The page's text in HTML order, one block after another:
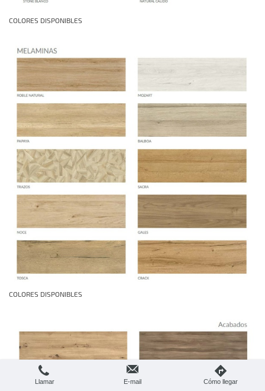
COLORES DISPONIBLES
COLORES DISPONIBLES
Llamar E-mail Cómo llegar